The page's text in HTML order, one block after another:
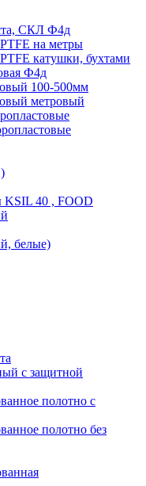
СКЛ Ф4д
на метры
катушки, бухтами
Ф4д
100-500мм
метровый
40 , FOOD
белые)
с защитной
полотно с
полотно без